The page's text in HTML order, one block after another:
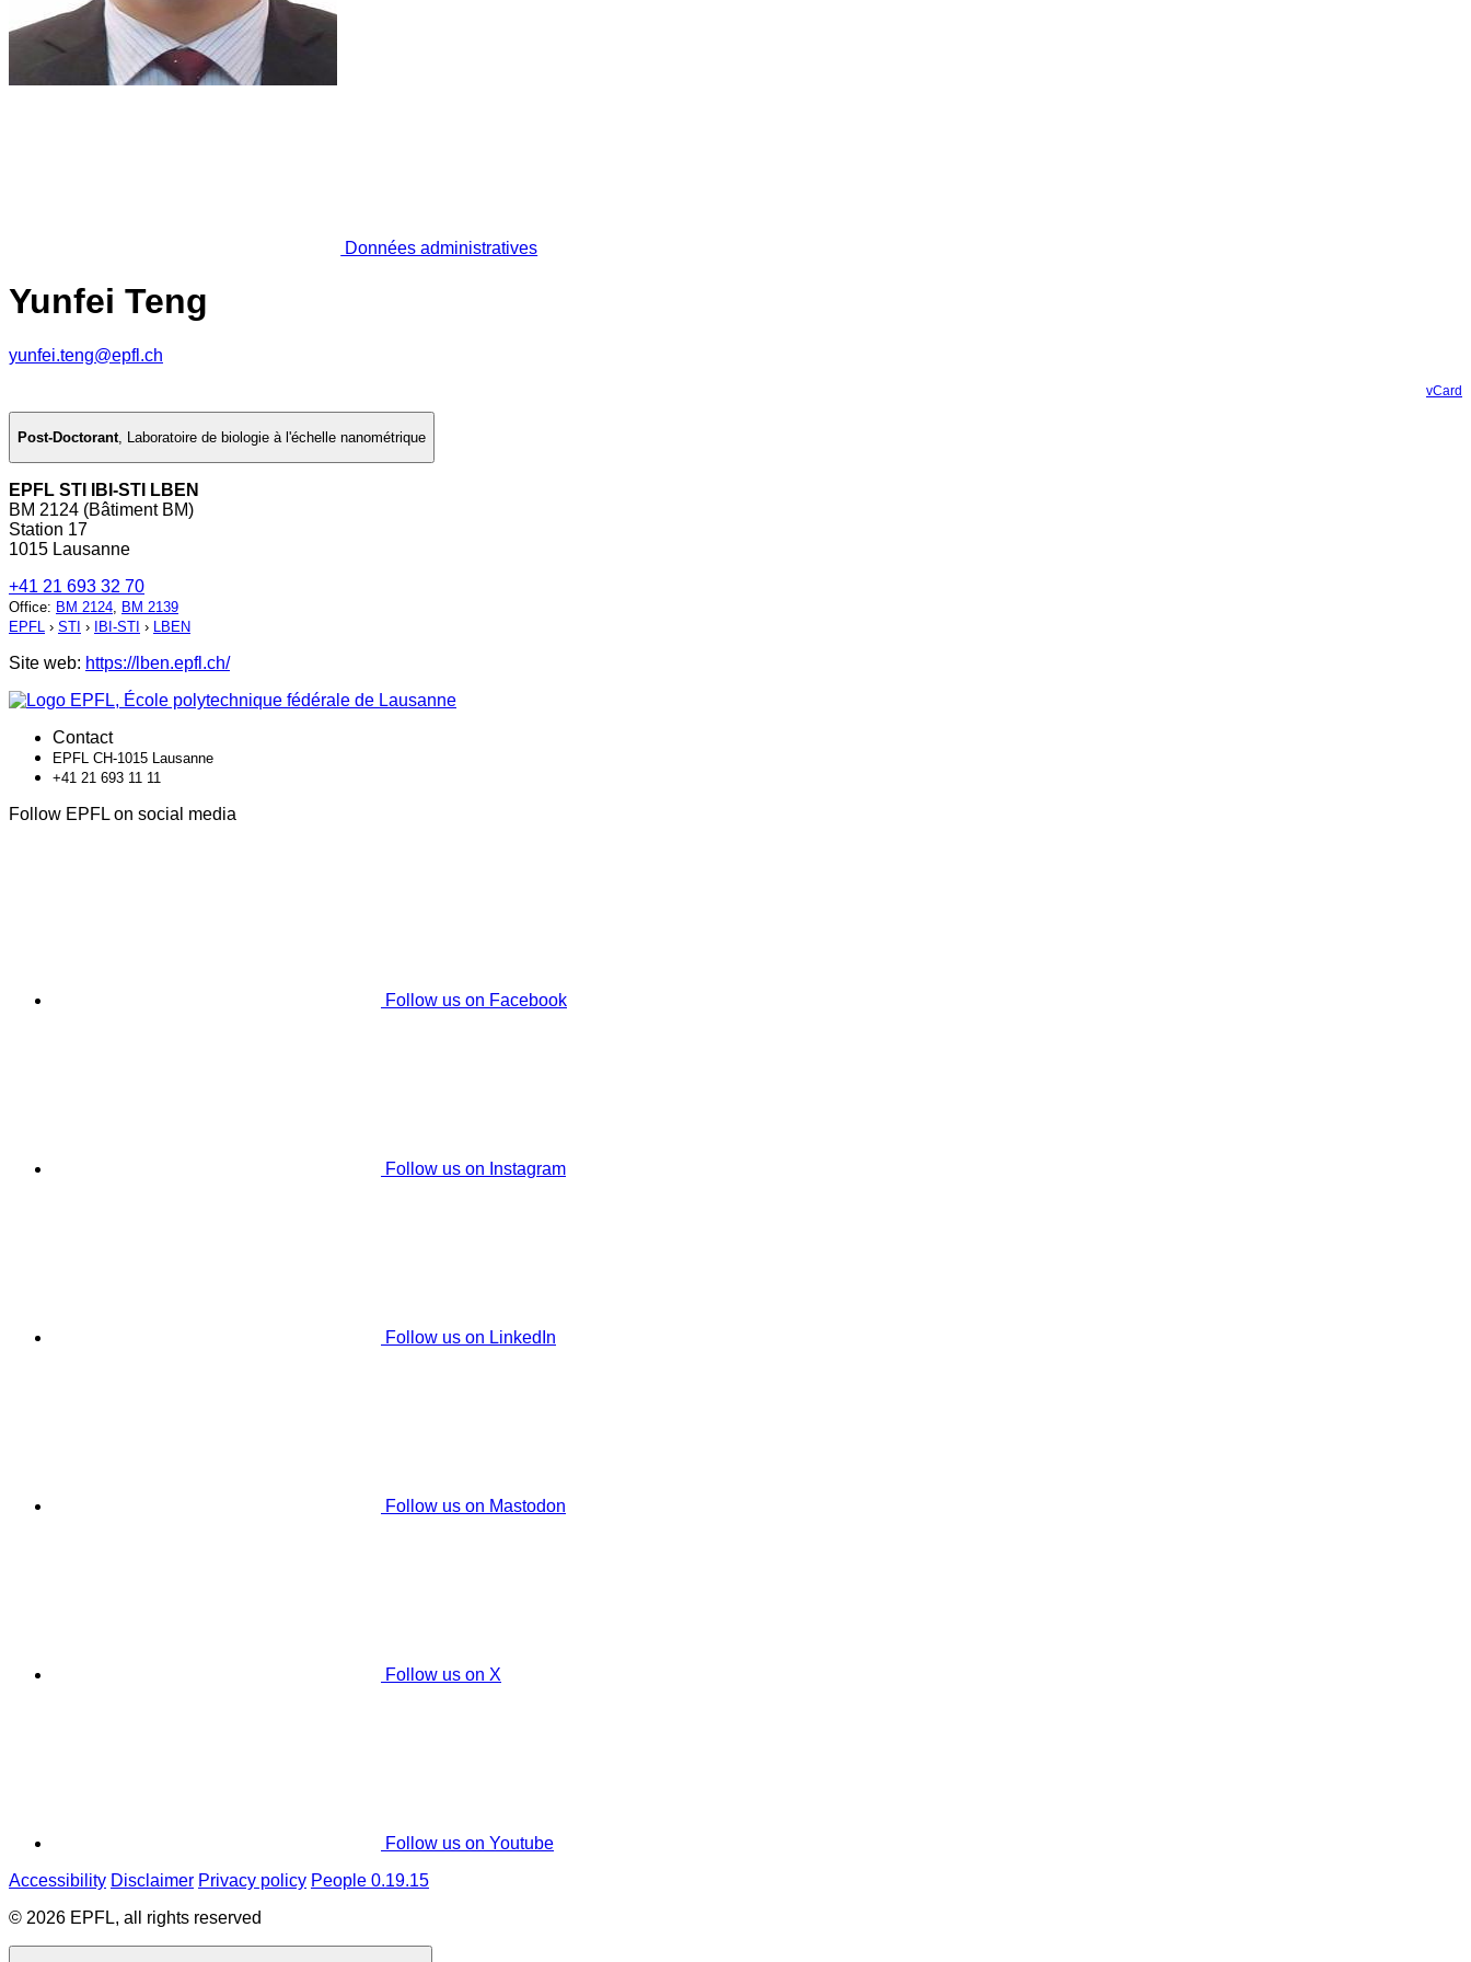
Données administratives
Yunfei Teng
yunfei.teng@epfl.ch
vCard
Post-Doctorant, Laboratoire de biologie à l'échelle nanométrique
EPFL STI IBI-STI LBEN
BM 2124 (Bâtiment BM)
Station 17
1015 Lausanne
+41 21 693 32 70
Office: BM 2124, BM 2139
EPFL › STI › IBI-STI › LBEN
Site web: https://lben.epfl.ch/
Contact
EPFL CH-1015 Lausanne
+41 21 693 11 11
Follow EPFL on social media
Follow us on Facebook
Follow us on Instagram
Follow us on LinkedIn
Follow us on Mastodon
Follow us on X
Follow us on Youtube
Accessibility Disclaimer Privacy policy People 0.19.15
© 2026 EPFL, all rights reserved